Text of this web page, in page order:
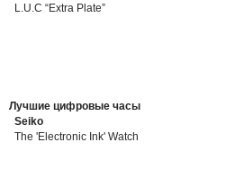
L.U.C “Extra Plate”
Лучшие цифровые часы
Seiko
The 'Electronic Ink' Watch